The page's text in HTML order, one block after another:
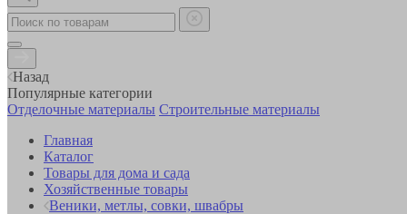
Назад
Популярные категории
Отделочные материалы Строительные материалы
Главная
Каталог
Товары для дома и сада
Хозяйственные товары
Веники, метлы, совки, швабры